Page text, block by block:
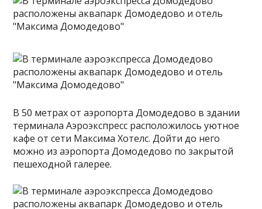
В 50 метрах от аэропорта Домодедово в здании
терминала Аэроэкспресс расположилось уютное
кафе от сети Максима Хотелс. Дойти до него
можно из аэропорта Домодедово по закрытой
пешеходной галерее.